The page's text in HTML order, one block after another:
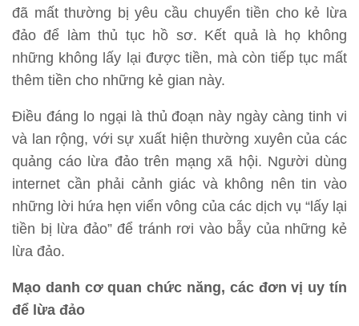
đã mất thường bị yêu cầu chuyển tiền cho kẻ lừa
đảo để làm thủ tục hồ sơ. Kết quả là họ không
những không lấy lại được tiền, mà còn tiếp tục mất
thêm tiền cho những kẻ gian này.
Điều đáng lo ngại là thủ đoạn này ngày càng tinh vi
và lan rộng, với sự xuất hiện thường xuyên của các
quảng cáo lừa đảo trên mạng xã hội. Người dùng
internet cần phải cảnh giác và không nên tin vào
những lời hứa hẹn viển vông của các dịch vụ “lấy lại
tiền bị lừa đảo” để tránh rơi vào bẫy của những kẻ
lừa đảo.
Mạo danh cơ quan chức năng, các đơn vị uy tín
để lừa đảo